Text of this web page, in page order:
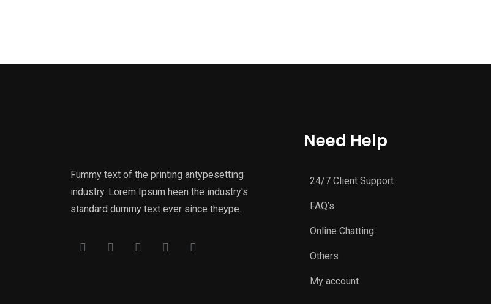
Fummy text of the printing antypesetting
industry. Lorem Ipsum heen the industry's
standard dummy text ever since theype.
Need Help
24/7 Client Support
FAQ’s
Online Chatting
Others
My account